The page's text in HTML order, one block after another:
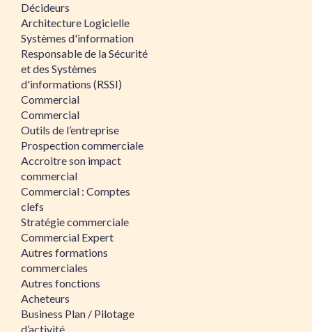
Décideurs
Architecture Logicielle
Systèmes d'information
Responsable de la Sécurité
et des Systèmes
d'informations (RSSI)
Commercial
Commercial
Outils de l’entreprise
Prospection commerciale
Accroitre son impact
commercial
Commercial : Comptes
clefs
Stratégie commerciale
Commercial Expert
Autres formations
commerciales
Autres fonctions
Acheteurs
Business Plan / Pilotage
d’activité